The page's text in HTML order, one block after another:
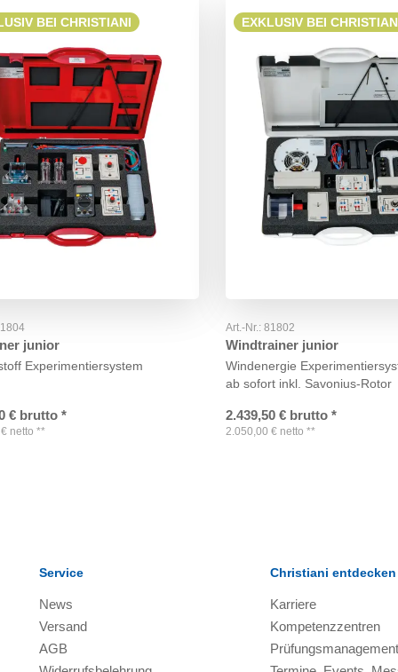
BEI CHRISTIANI
junior
Experimentiersystem
€ brutto *
€ netto **
Art.-Nr.: 81802
EXKLUSIV BEI
Windtrainer junior
Windenergie
ab sofort inkl. Savonius-Rotor
2.439,50 € brutto *
2.050,00 € netto **
Service
News
Versand
AGB
Christiani entdecken
Karriere
Kompetenzzentren
Prüfungsmanagement